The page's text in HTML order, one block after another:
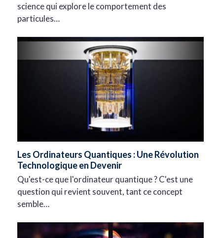
science qui explore le comportement des
particules…
Les Ordinateurs Quantiques : Une Révolution
Technologique en Devenir
Qu'est-ce que l'ordinateur quantique ? C'est une
question qui revient souvent, tant ce concept
semble…